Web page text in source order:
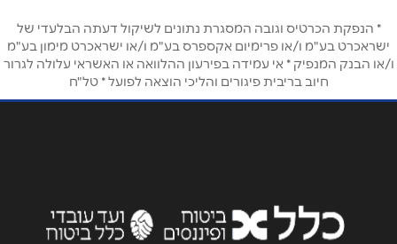
טלפון*
אימייל *
הודעה*
* הנפקת הכרטיס וגובה המסגרת נתונים לשיקול דעתה הבלעדי של
ישראכרט בע"מ ו/או פרימיום אקספרס בע"מ ו/או ישראכרט מימון בע"מ
ו/או הבנק המנפיק * אי עמידה בפירעון ההלוואה או האשראי עלולה לגרור
חיוב בריבית פיגורים והליכי הוצאה לפועל * טל"ח